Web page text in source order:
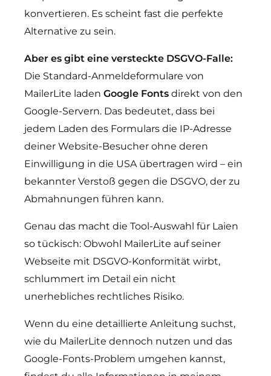
konvertieren. Es scheint fast die perfekte
Alternative zu sein.
Aber es gibt eine versteckte DSGVO-Falle:
Die Standard-Anmeldeformulare von
MailerLite laden Google Fonts direkt von den
Google-Servern. Das bedeutet, dass bei
jedem Laden des Formulars die IP-Adresse
deiner Website-Besucher ohne deren
Einwilligung in die USA übertragen wird – ein
bekannter Verstoß gegen die DSGVO, der zu
Abmahnungen führen kann.
Genau das macht die Tool-Auswahl für Laien
so tückisch: Obwohl MailerLite auf seiner
Webseite mit DSGVO-Konformität wirbt,
schlummert im Detail ein nicht
unerhebliches rechtliches Risiko.
Wenn du eine detaillierte Anleitung suchst,
wie du MailerLite dennoch nutzen und das
Google-Fonts-Problem umgehen kannst,